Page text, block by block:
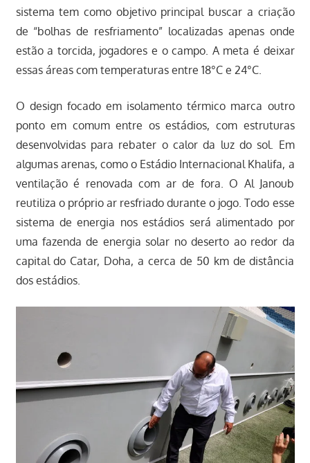
sistema tem como objetivo principal buscar a criação
de “bolhas de resfriamento” localizadas apenas onde
estão a torcida, jogadores e o campo. A meta é deixar
essas áreas com temperaturas entre 18°C e 24°C.
O design focado em isolamento térmico marca outro
ponto em comum entre os estádios, com estruturas
desenvolvidas para rebater o calor da luz do sol. Em
algumas arenas, como o Estádio Internacional Khalifa, a
ventilação é renovada com ar de fora. O Al Janoub
reutiliza o próprio ar resfriado durante o jogo. Todo esse
sistema de energia nos estádios será alimentado por
uma fazenda de energia solar no deserto ao redor da
capital do Catar, Doha, a cerca de 50 km de distância
dos estádios.